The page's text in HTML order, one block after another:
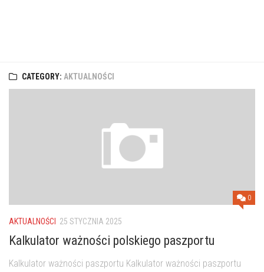
CATEGORY: AKTUALNOŚCI
0
AKTUALNOŚCI 25 STYCZNIA 2025
Kalkulator ważności polskiego paszportu
Kalkulator ważności paszportu Kalkulator ważności paszportu